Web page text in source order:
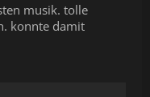
musik. tolle
konnte damit